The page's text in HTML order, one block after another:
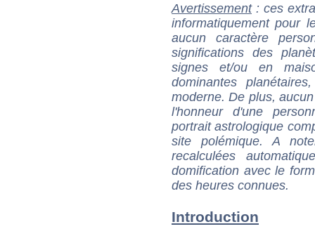
Avertissement: ces
informatiquement pour
aucun caractère
significations des
signes et/ou en
dominantes
moderne. De plus,
l'honneur d'une
portrait astrologique
site polémique. A
recalculées
domification avec le
des heures connues.
Introduction